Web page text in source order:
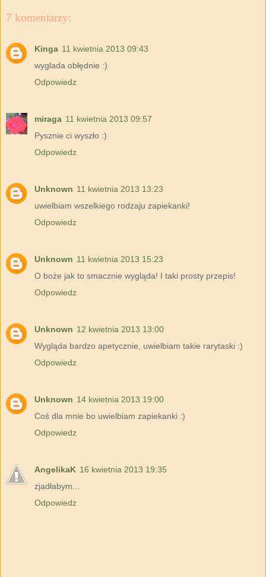
7 komentarzy:
Kinga 11 kwietnia 2013 09:43
wyglada obłędnie :)
Odpowiedz
miraga 11 kwietnia 2013 09:57
Pysznie ci wyszło :)
Odpowiedz
Unknown 11 kwietnia 2013 13:23
uwielbiam wszelkiego rodzaju zapiekanki!
Odpowiedz
Unknown 11 kwietnia 2013 15:23
O boże jak to smacznie wygląda! I taki prosty przepis!
Odpowiedz
Unknown 12 kwietnia 2013 13:00
Wygląda bardzo apetycznie, uwielbiam takie rarytaski :)
Odpowiedz
Unknown 14 kwietnia 2013 19:00
Coś dla mnie bo uwielbiam zapiekanki :)
Odpowiedz
AngelikaK 16 kwietnia 2013 19:35
zjadłabym...
Odpowiedz